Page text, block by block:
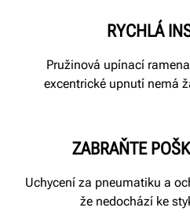
RYCHLÁ
Pružinová upínací
excentrické upnutí nemá
ZABRAŇTE
Uchycení za pneumatiku a
že nedochází ke